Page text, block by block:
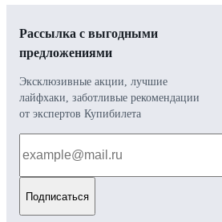
Рассылка с выгодными
предложениями
Эксклюзивные акции, лучшие
лайфхаки, заботливые рекомендации
от экспертов Купибилета
Подписаться